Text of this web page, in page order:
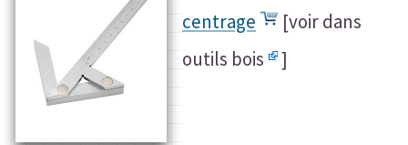
centrage
[voir dans
outils bois ]